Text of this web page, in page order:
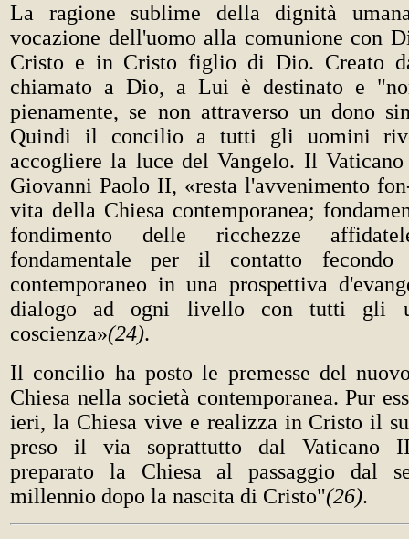
La ragione sublime della dignità
vocazione dell'uomo alla comunione con
Cristo e in Cristo figlio di Dio. Creato
chiamato a Dio, a Lui è destinato e
pienamente, se non attraverso un dono
Quindi il concilio a tutti gli uomini
accogliere la luce del Vangelo. Il
Giovanni Paolo II, «resta l'avvenimento
vita della Chiesa contemporanea;
fondimento delle ricchezze
fondamentale per il contatto
contemporaneo in una prospettiva
dialogo ad ogni livello con tutti gli
coscienza»(24).
Il concilio ha posto le premesse del
Chiesa nella società contemporanea. Pur
ieri, la Chiesa vive e realizza in Cristo il
preso il via soprattutto dal Vaticano
preparato la Chiesa al passaggio dal
millennio dopo la nascita di Cristo"(26).